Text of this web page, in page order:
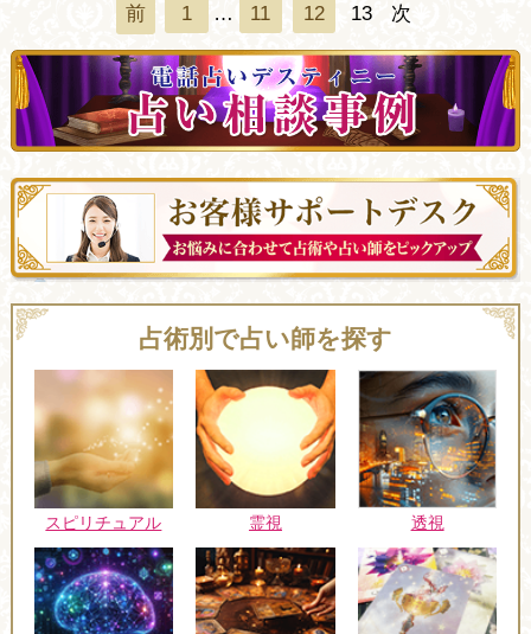
前
1 … 11 12 13 次
占術別で占い師を探す
スピリチュアル 霊視 透視